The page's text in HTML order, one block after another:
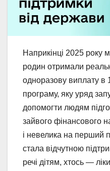
Наприкінці 2025 року
родин отримали
одноразову виплату
програму, яку уряд
допомогти людям
зайвого фінансового
і невелика на перший
стала відчутною
речі дітям, хтось —